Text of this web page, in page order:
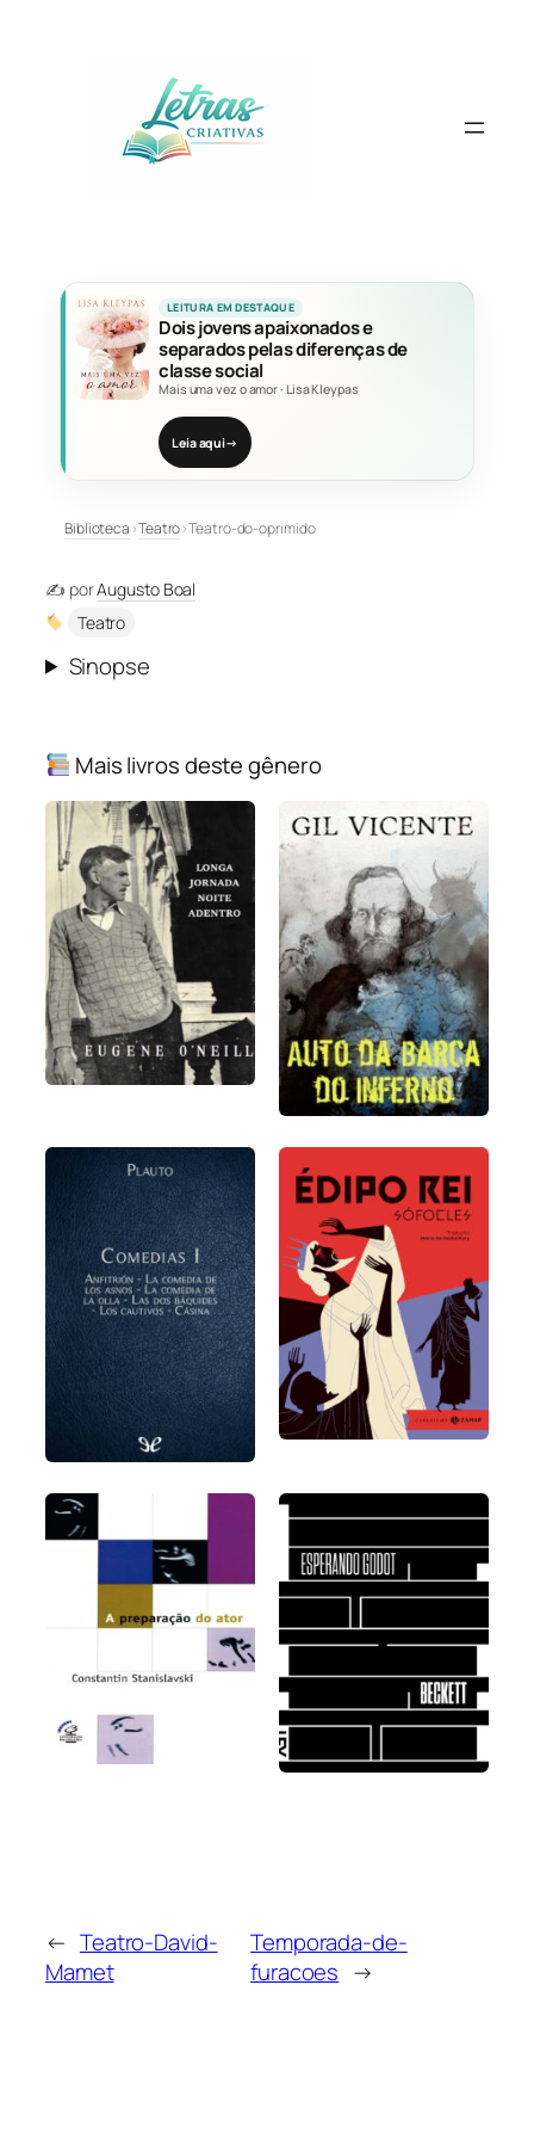
LEITURA EM DESTAQUE
Dois jovens apaixonados e
separados pelas diferenças de
classe social
Mais uma vez o amor· Lisa Kleypas
Leia aqui→
Biblioteca›Teatro›Teatro-do-oprimido
✍️ porAugusto Boal
Teatro
Sinopse
Mais livros deste gênero
← Teatro-David-
Mamet
Temporada-de-
furacoes →